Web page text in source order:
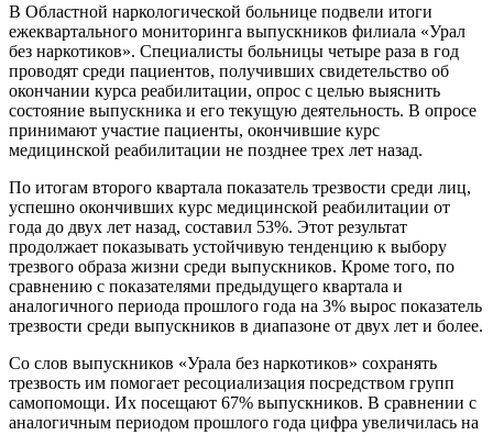
В Областной наркологической больнице подвели итоги
ежеквартального мониторинга выпускников филиала «Урал
без наркотиков». Специалисты больницы четыре раза в год
проводят среди пациентов, получивших свидетельство об
окончании курса реабилитации, опрос с целью выяснить
состояние выпускника и его текущую деятельность. В опросе
принимают участие пациенты, окончившие курс
медицинской реабилитации не позднее трех лет назад.
По итогам второго квартала показатель трезвости среди лиц,
успешно окончивших курс медицинской реабилитации от
года до двух лет назад, составил 53%. Этот результат
продолжает показывать устойчивую тенденцию к выбору
трезвого образа жизни среди выпускников. Кроме того, по
сравнению с показателями предыдущего квартала и
аналогичного периода прошлого года на 3% вырос показатель
трезвости среди выпускников в диапазоне от двух лет и более.
Со слов выпускников «Урала без наркотиков» сохранять
трезвость им помогает ресоциализация посредством групп
самопомощи. Их посещают 67% выпускников. В сравнении с
аналогичным периодом прошлого года цифра увеличилась на